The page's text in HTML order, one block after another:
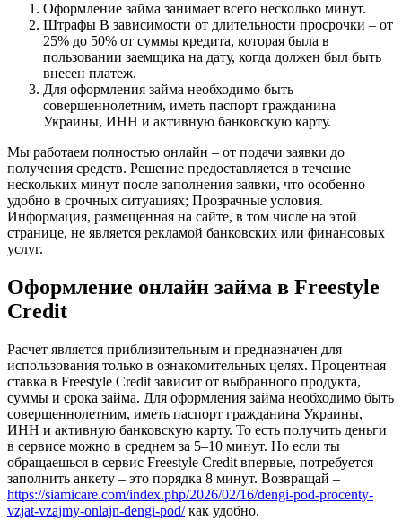
Оформление займа занимает всего несколько минут.
Штрафы В зависимости от длительности просрочки – от
25% до 50% от суммы кредита, которая была в
пользовании заемщика на дату, когда должен был быть
внесен платеж.
Для оформления займа необходимо быть
совершеннолетним, иметь паспорт гражданина
Украины, ИНН и активную банковскую карту.
Мы работаем полностью онлайн – от подачи заявки до
получения средств. Решение предоставляется в течение
нескольких минут после заполнения заявки, что особенно
удобно в срочных ситуациях; Прозрачные условия.
Информация, размещенная на сайте, в том числе на этой
странице, не является рекламой банковских или финансовых
услуг.
Оформление онлайн займа в Freestyle
Credit
Расчет является приблизительным и предназначен для
использования только в ознакомительных целях. Процентная
ставка в Freestyle Credit зависит от выбранного продукта,
суммы и срока займа. Для оформления займа необходимо быть
совершеннолетним, иметь паспорт гражданина Украины,
ИНН и активную банковскую карту. То есть получить деньги
в сервисе можно в среднем за 5–10 минут. Но если ты
обращаешься в сервис Freestyle Credit впервые, потребуется
заполнить анкету – это порядка 8 минут. Возвращай –
https://siamicare.com/index.php/2026/02/16/dengi-pod-procenty-
vzjat-vzajmy-onlajn-dengi-pod/как удобно.